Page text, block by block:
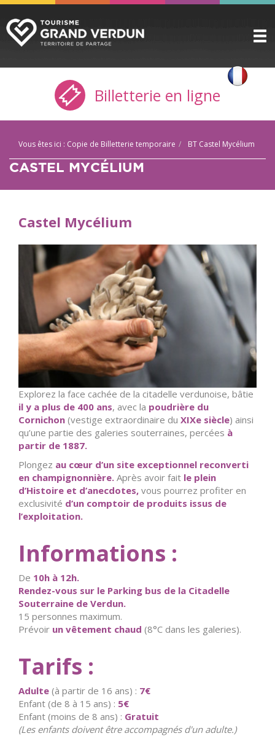
DÉCOUVRIR
A VOIR / A FAIRE
INFOS PRATIQUES
CITADELLE
BILLETTERIE
Billetterie en ligne
Vous êtes ici : Copie de Billetterie temporaire BT Castel Mycélium
CASTEL MYCÉLIUM
Castel Mycélium
Explorez la face cachée de la citadelle verdunoise, bâtie
il y a plus de 400 ans, avec la poudrière du
Cornichon (vestige extraordinaire du XIXe siècle) ainsi
qu’une partie des galeries souterraines, percées à
partir de 1887.
Plongez au cœur d’un site exceptionnel reconverti
en champignonnière. Après avoir fait le plein
d’Histoire et d’anecdotes, vous pourrez profiter en
exclusivité d’un comptoir de produits issus de
l’exploitation.
Informations :
De 10h à 12h.
Rendez-vous sur le Parking bus de la Citadelle
Souterraine de Verdun.
15 personnes maximum.
Prévoir un vêtement chaud (8°C dans les galeries).
Tarifs :
Adulte (à partir de 16 ans) : 7€
Enfant (de 8 à 15 ans) : 5€
Enfant (moins de 8 ans) : Gratuit
(Les enfants doivent être accompagnés d'un adulte.)